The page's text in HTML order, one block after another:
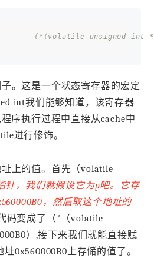
(*(volatile unsigned int
。这是一个状态寄存器的宏定
int我们能够知道，该寄存器
序执行过程中直接从cache中
进行修饰。
上的值。首先（volatile
针，我们就假设它为p吧。它存
，然后取这个地址的
码变成了（*（volatile
）,接下来我们就能直接赋
址0x560000B0上存储的值了。